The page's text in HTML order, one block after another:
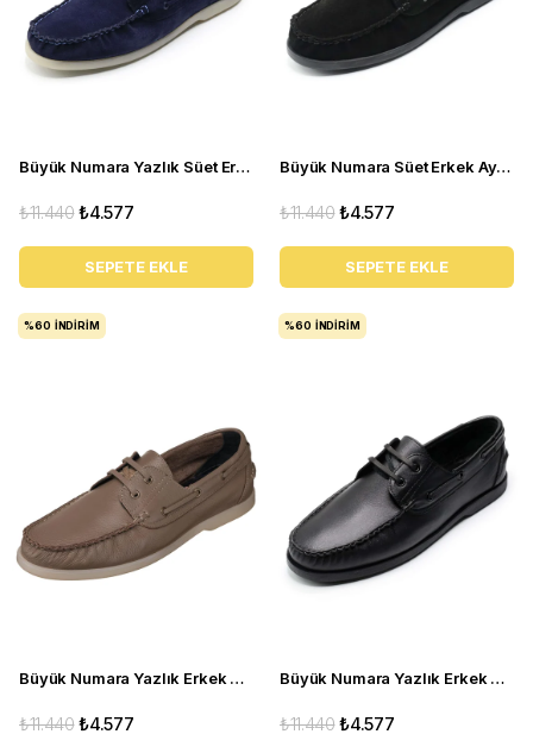
Büyük Numara Yazlık Süet Erkek Ayakkabısı -Utkan001 Lacivert Süet
₺4.577
₺11.440
SEPETE EKLE
Büyük Numara Süet Erkek Ayakkabısı Utkan001 Siyah Süet
₺4.577
₺11.440
SEPETE EKLE
Büyük Numara Yazlık Erkek Ayakkabısı Utkan001 Vizon
₺4.577
₺11.440
%60 İNDIRIM
Büyük Numara Yazlık Erkek Ayakkabı - Utkan001 Siyah Deri
₺4.577
₺11.440
%60 İNDIRIM